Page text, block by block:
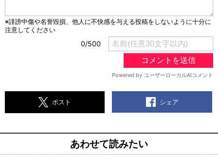
ポスト シェア
あわせて読みたい